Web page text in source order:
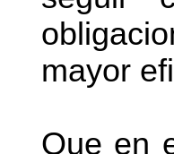
mayor
Que en